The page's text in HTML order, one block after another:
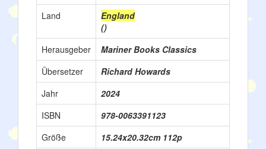
Land
England
()
Herausgeber
Mariner Books Classics
Übersetzer
Richard Howards
Jahr
2024
ISBN
978-0063391123
Größe
15.24x20.32cm 112p